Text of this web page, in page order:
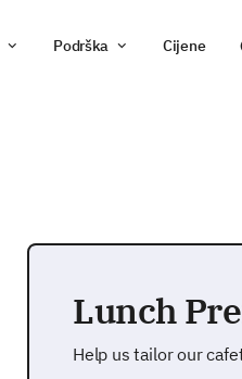
Podrška Cijene
Lunch
Help us tailor our